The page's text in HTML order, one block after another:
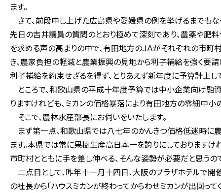
ます。
さて、前段申し上げた広島県や愛媛県の例を挙げるまでもな
先日の吉井議員の質問のとおり極めて深刻であり、農薬や肥
を求める声の高まりの中で、有田地方のＪＡがそれぞれの市
き、農家負担の軽減と農業振興の見地から利子補給を強く要
利子補給を約束せざるを得ず、とりあえず新年度に予算計上し
ところで、和歌山県の平成十年度予算では中小企業向け融
りますけれども、ミカンの価格暴落により有田地方の零細中
そこで、農林水産部長にお伺いをいたします。
まず第一点、和歌山県では八七年のかんきつ価格低迷時
ます。本県では常に果樹生産高日本一を誇りにしております
市町村とともに手を差し伸べる、そんな姿勢が必要だと思うの
二点目として、昨年十一月十四日、大阪のプラザホテルで
の社長から「ハウスミカンが終わってからわせミカンが出回っ